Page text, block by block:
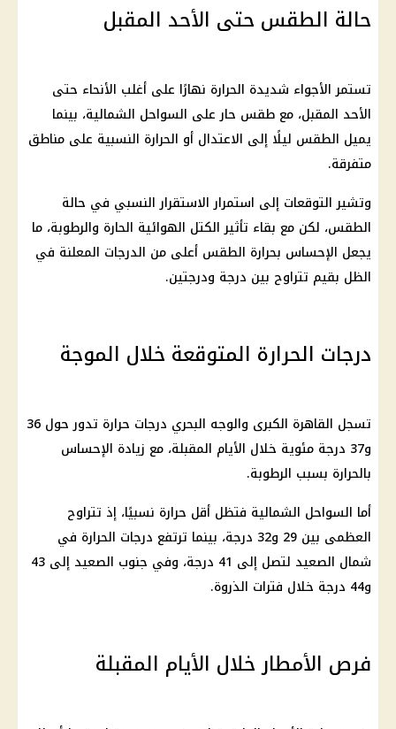
حالة الطقس حتى الأحد المقبل
تستمر الأجواء شديدة الحرارة نهارًا على أغلب الأنحاء حتى
الأحد المقبل، مع طقس حار على السواحل الشمالية، بينما
يميل الطقس ليلًا إلى الاعتدال أو الحرارة النسبية على مناطق
متفرقة.
وتشير التوقعات إلى استمرار الاستقرار النسبي في حالة
الطقس، لكن مع بقاء تأثير الكتل الهوائية الحارة والرطوبة، ما
يجعل الإحساس بحرارة الطقس أعلى من الدرجات المعلنة في
الظل بقيم تتراوح بين درجة ودرجتين.
درجات الحرارة المتوقعة خلال الموجة
تسجل القاهرة الكبرى والوجه البحري درجات حرارة تدور حول 36
و37 درجة مئوية خلال الأيام المقبلة، مع زيادة الإحساس
بالحرارة بسبب الرطوبة.
أما السواحل الشمالية فتظل أقل حرارة نسبيًا، إذ تتراوح
العظمى بين 29 و32 درجة، بينما ترتفع درجات الحرارة في
شمال الصعيد لتصل إلى 41 درجة، وفي جنوب الصعيد إلى 43
و44 درجة خلال فترات الذروة.
فرص الأمطار خلال الأيام المقبلة